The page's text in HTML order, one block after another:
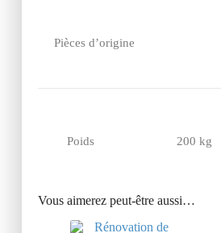
Pièces d’origine
Poids 200 kg
Vous aimerez peut-être aussi…